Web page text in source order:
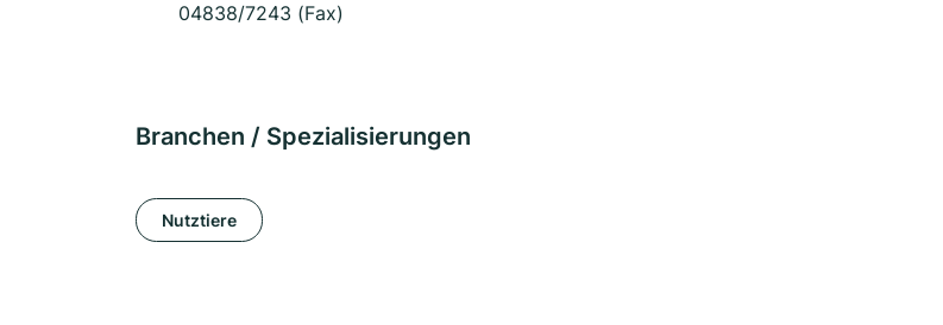
04838/7243 (Fax)
Branchen / Spezialisierungen
Nutztiere